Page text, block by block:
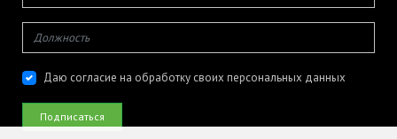
Даю согласие на обработку своих персональных данных